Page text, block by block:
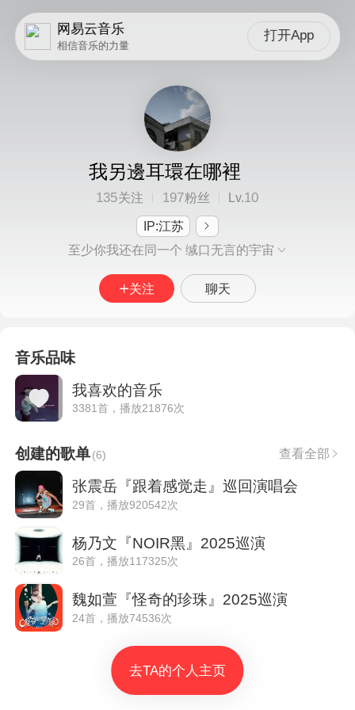
网易云音乐
相信音乐的力量
打开App
我另邊耳環在哪裡
135关注 197粉丝 Lv.10
IP:江苏
至少你我还在同一个 缄口无言的宇宙
关注 聊天
音乐品味
我喜欢的音乐
3381首，播放21876次
创建的歌单(6) 查看全部
张震岳『跟着感觉走』巡回演唱会
29首，播放920542次
杨乃文『NOIR黑』2025巡演
26首，播放117325次
魏如萱『怪奇的珍珠』2025巡演
24首，播放74536次
去TA的个人主页